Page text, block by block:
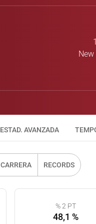
ESTAD. AVANZADA
CARRERA RECORDS
% 2 PT
48,1 %